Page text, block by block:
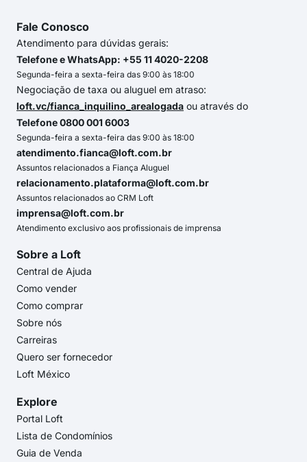
Fale Conosco
Atendimento para dúvidas gerais:
Telefone e WhatsApp: +55 11 4020-2208
Segunda-feira a sexta-feira das 9:00 às 18:00
Negociação de taxa ou aluguel em atraso:
loft.vc/fianca_inquilino_arealogada ou através do
Telefone 0800 001 6003
Segunda-feira a sexta-feira das 9:00 às 18:00
atendimento.fianca@loft.com.br
Assuntos relacionados a Fiança Aluguel
relacionamento.plataforma@loft.com.br
Assuntos relacionados ao CRM Loft
imprensa@loft.com.br
Atendimento exclusivo aos profissionais de imprensa
Sobre a Loft
Central de Ajuda
Como vender
Como comprar
Sobre nós
Carreiras
Quero ser fornecedor
Loft México
Explore
Portal Loft
Lista de Condomínios
Guia de Venda